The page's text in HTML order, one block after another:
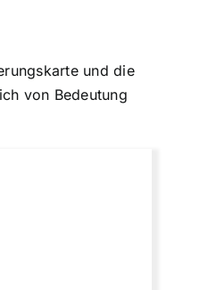
und die
von Bedeutung